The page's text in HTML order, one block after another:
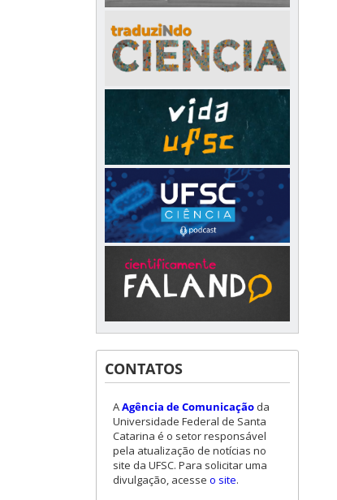
CONTATOS
AAgência de Comunicação da
Universidade Federal de Santa
Catarina é o setor responsável
pela atualização de notícias no
site da UFSC. Para solicitar uma
divulgação, acesse o site.